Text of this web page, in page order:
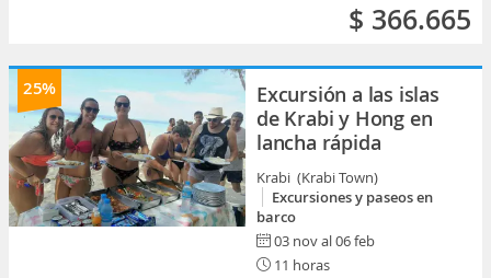
$ 366.665
25%
Excursión a las islas
de Krabi y Hong en
lancha rápida
Krabi (Krabi Town)
Excursiones y paseos en
barco
03 nov al 06 feb
11 horas